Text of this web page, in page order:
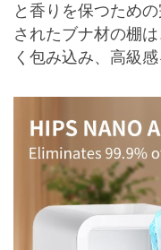
と香りを保つため
されたブナ材の棚
く包み込み、高級感